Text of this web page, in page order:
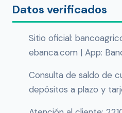
Datos verificados
Sitio oficial:
ebanca.com | App:
Consulta de saldo de
depósitos a plazo y